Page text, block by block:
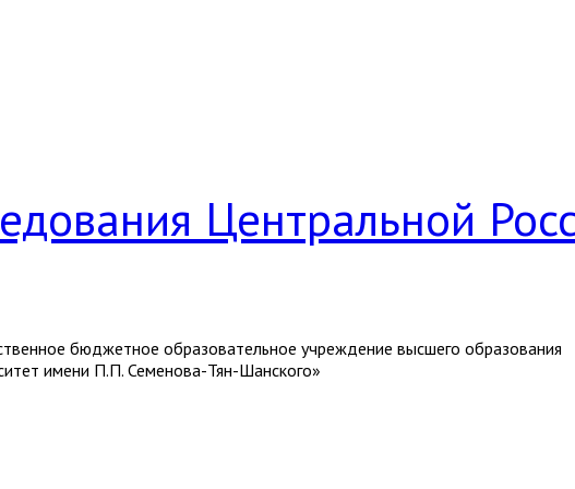
Центральной
бюджетное образовательное учреждение высшего образования
имени П.П. Семенова-Тян-Шанского»